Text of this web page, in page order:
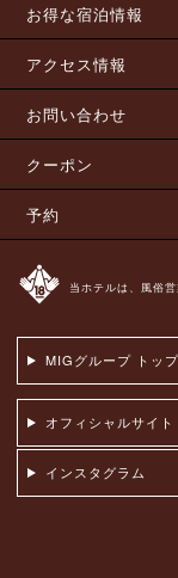
お得な宿泊情報
アクセス情報
お問い合わせ
クーポン
予約
当ホテルは、風俗
MIGグループ トップ
オフィシャルサイト
インスタグラム